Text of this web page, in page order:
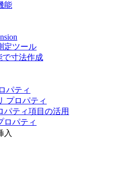
能
定ツール
で寸法作成
パティ
プロパティ
パティ項目の活用
ロパティ
入